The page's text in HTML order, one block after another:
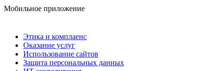
Мобильное приложение
Этика и комплаенс
Оказание услуг
Использование сайтов
Защита персональных данных